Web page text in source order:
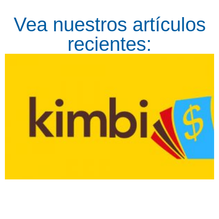
Vea nuestros artículos
recientes: